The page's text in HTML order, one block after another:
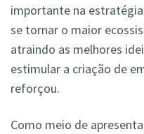
importante na
se tornar o maior
atraindo as melhores
estimular a criação de
reforçou.
Como meio de